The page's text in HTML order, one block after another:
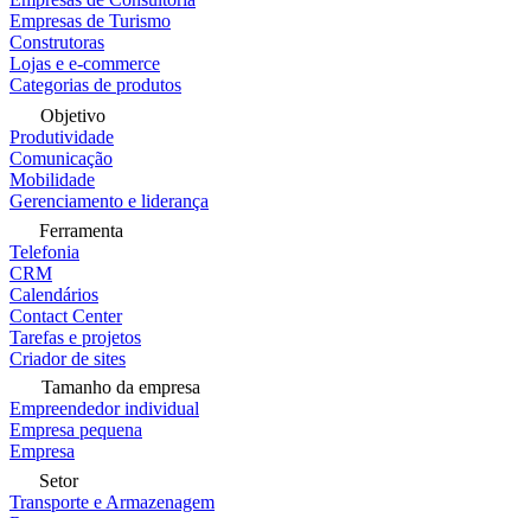
Empresas de Turismo
Construtoras
Lojas e e-commerce
Categorias de produtos
Objetivo
Produtividade
Comunicação
Mobilidade
Gerenciamento e liderança
Ferramenta
Telefonia
CRM
Calendários
Contact Center
Tarefas e projetos
Criador de sites
Tamanho da empresa
Empreendedor individual
Empresa pequena
Empresa
Setor
Transporte e Armazenagem